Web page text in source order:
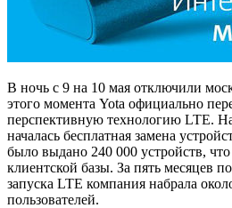
В ночь с 9 на 10 мая отключили
этого момента Yota официально
перспективную технологию LTE.
началась бесплатная замена
было выдано 240 000 устройств,
клиентской базы. За пять месяцев
запуска LTE компания набрала
пользователей.